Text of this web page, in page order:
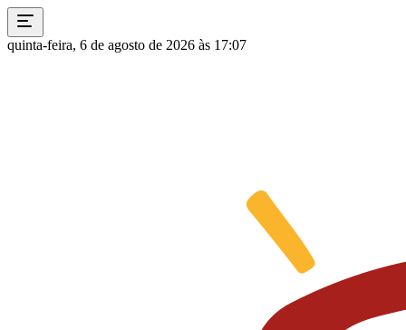
quinta-feira, 6 de agosto de 2026 às 17:07